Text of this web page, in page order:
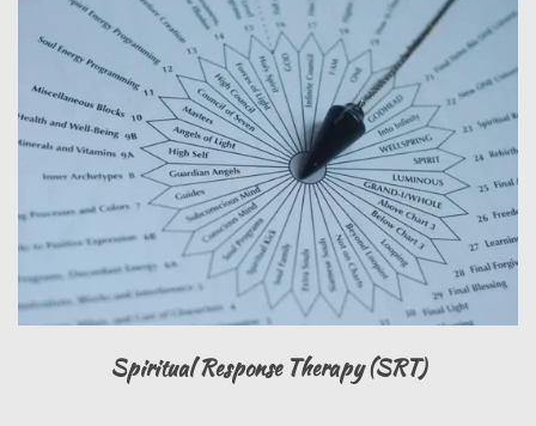
Spiritual Response Therapy (SRT)